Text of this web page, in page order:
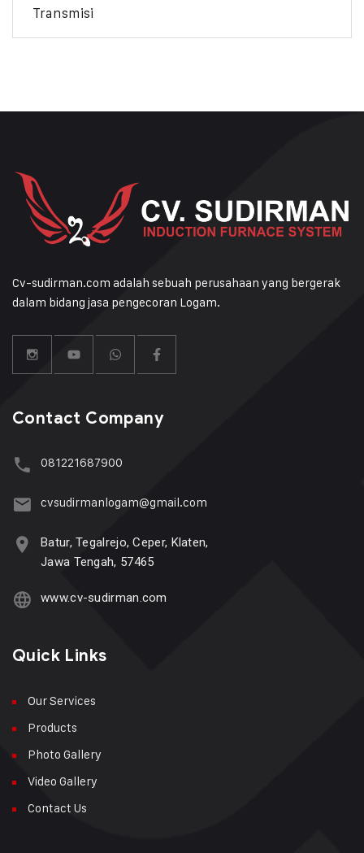
Transmisi
Cv-sudirman.com adalah sebuah perusahaan yang bergerak
dalam bidang jasa pengecoran Logam.
Contact Company
081221687900
cvsudirmanlogam@gmail.com
Batur, Tegalrejo, Ceper, Klaten,
Jawa Tengah, 57465
www.cv-sudirman.com
Quick Links
Our Services
Products
Photo Gallery
Video Gallery
Contact Us